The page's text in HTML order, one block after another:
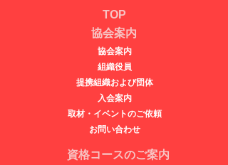
TOP
協会案内
協会案内
​​組織役員
提携組織および団体
入会案内
取材・イベントのご依頼
​​お問い合わせ
資格コースのご案内